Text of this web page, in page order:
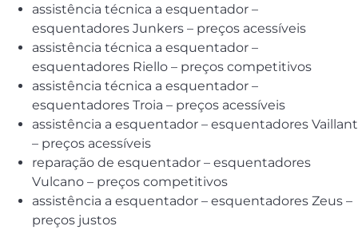
assistência técnica a esquentador –
esquentadores Junkers – preços acessíveis
assistência técnica a esquentador –
esquentadores Riello – preços competitivos
assistência técnica a esquentador –
esquentadores Troia – preços acessíveis
assistência a esquentador – esquentadores Vaillant
– preços acessíveis
reparação de esquentador – esquentadores
Vulcano – preços competitivos
assistência a esquentador – esquentadores Zeus –
preços justos